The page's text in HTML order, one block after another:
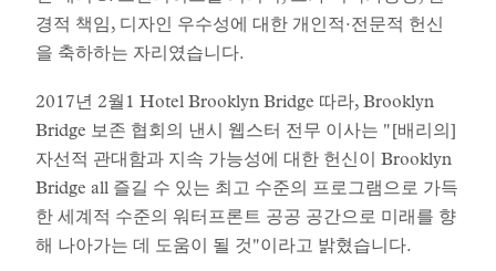
경적 책임, 디자인 우수성에 대한 개인적·전문적 헌신
을 축하하는 자리였습니다.
2017년 2월1 Hotel Brooklyn Bridge 따라, Brooklyn
Bridge 보존 협회의 낸시 웹스터 전무 이사는 "[배리의]
자선적 관대함과 지속 가능성에 대한 헌신이 Brooklyn
Bridge all 즐길 수 있는 최고 수준의 프로그램으로 가득
한 세계적 수준의 워터프론트 공공 공간으로 미래를 향
해 나아가는 데 도움이 될 것"이라고 밝혔습니다.